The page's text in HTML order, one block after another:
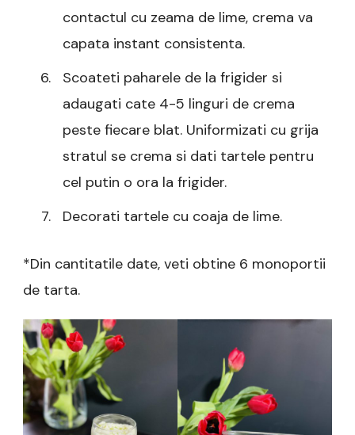
contactul cu zeama de lime, crema va
capata instant consistenta.
Scoateti paharele de la frigider si
adaugati cate 4-5 linguri de crema
peste fiecare blat. Uniformizati cu grija
stratul se crema si dati tartele pentru
cel putin o ora la frigider.
Decorati tartele cu coaja de lime.
*Din cantitatile date, veti obtine 6 monoportii
de tarta.